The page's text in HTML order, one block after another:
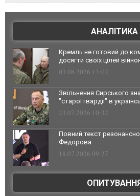
АНАЛІТИКА
Кремль не готовий до
досягти своїх цілей
03.08.2026 13:02
Звільнення Сирського
"старої гвардії" в
23.07.2026 10:32
Повний текст
Федорова
18.07.2026 09:27